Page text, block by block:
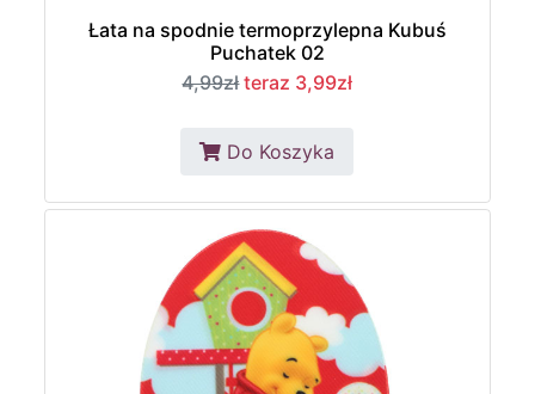
Łata na spodnie termoprzylepna Kubuś
Puchatek 02
4,99zł teraz 3,99zł
Do Koszyka